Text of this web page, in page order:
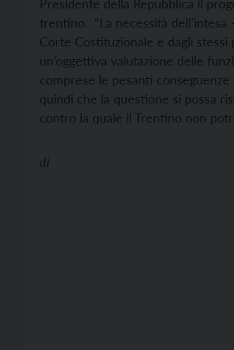
Presidente della Repubblica il
trentino. “La necessità
Corte Costituzionale e dagli
un’oggettiva valutazione delle
comprese le pesanti
quindi che la questione si possa
contro la quale il Trentino non
di